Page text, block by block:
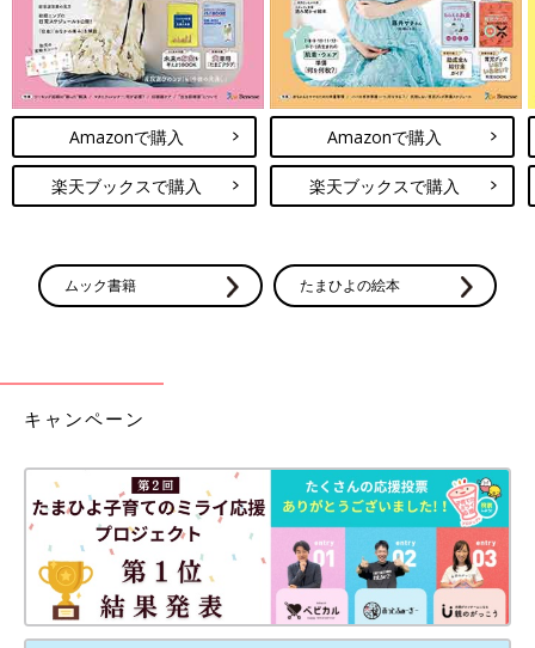
オイコス
オイコスはコストコ以外では買えません。スーパーの価格と比べ
ると圧倒的に安い。12個入りのケース買いしかできませんが、家
族みんなで食べればあっという間になくなります。脂肪分ゼロな
のに濃厚でたんぱく質も摂れるから、朝食やおやつにもぴった
り。
さらに空き容器を使って、いろいろ遊べます。我が家でも、工作
子どもたちがいろいろ自分で考えてよく遊んでいました。
※参考
文房具（おりがみ、ノート10冊セット、らくがき帳な
コストコは学校で使うような文房具もとても安い！どれも大容量
ですが、あっという間に使ってしまいます。特に子どもは、早め
に言ってくれればいいのに、明日も使うノートを「ノート使い終
わった！」と、突然言い出すこともしばしば…。だから、コスト
コの文房具を買い置きしておくと安心です。
Amazonで購入
楽天ブックスで購入
Amazonで購入
楽天ブックスで購入
ムック書籍 たまひよの絵本
キャンペーン